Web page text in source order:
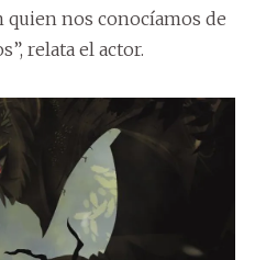
quien nos conocíamos de
relata el actor.